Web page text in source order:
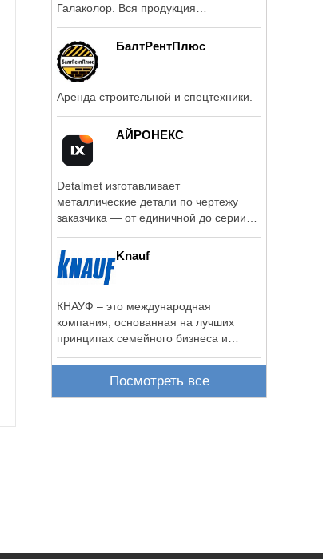
Галаколор. Вся продукция
БалтРентПлюс
Аренда строительной и спецтехники.
АЙРОНЕКС
Detalmet изготавливает
металлические детали по чертежу
заказчика — от единичной до серии
Knauf
КНАУФ – это международная
компания, основанная на лучших
принципах семейного бизнеса и
Посмотреть все